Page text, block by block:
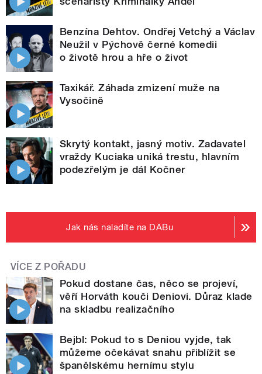
Benzína Dehtov. Ondřej Vetchý a Václav
Neužil v Pýchově černé komedii
o životě hrou a hře o život
Taxikář. Záhada zmizení muže na
Vysočině
Skrytý kontakt, jasný motiv. Zadavatel
vraždy Kuciaka uniká trestu, hlavním
podezřelým je dál Kočner
Jak nás naladíte na DABu
VÍCE Z POŘADU
Pokud dostane čas, něco se projeví,
věří Horváth kouči Deniovi. Důraz klade
na skladbu realizačního
Bejbl: Pokud to s Deniou vyjde, tak
můžeme očekávat snahu přiblížit se
španělskému hernímu stylu